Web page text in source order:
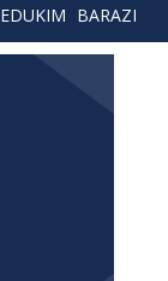
EDUKIM BARAZI